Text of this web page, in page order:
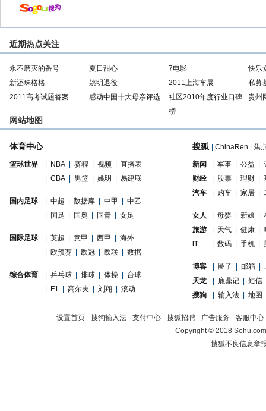
近期热点关注
永不磨灭的番号 夏日甜心 7电影
快乐
新还珠格格
姚明退役 2011上海车展
私募
2011高考试题答案
感动中国十大母亲评选
社区2010年度行业口碑
榜
贵州
网站地图
体育中心
篮球世界 NBA 赛程 视频
直播表
CBA 男篮 姚明 易建联
国内足球 中超 数据库 中甲
中乙
国足 国奥 国青 女足
国际足球 英超 意甲 西甲
海外
欧预赛 欧冠 欧联 数据
综合体育 乒乓球 排球 体操
台球
F1 高尔夫 刘翔 滚动
搜狐 ChinaRen 焦
新闻 军事 公益
财经
股票 理财
汽车
购车 家居
女人 母婴 新娘
旅游
天气 健康
IT
数码 手机
博客 圈子 邮箱
天龙
鹿鼎记
短信
搜狗
输入法 地图
设置首页 - 搜狗输入法 - 支付中心 - 搜狐招聘 - 广告服务 - 客服中心
Copyright©2018
搜狐不良信息举